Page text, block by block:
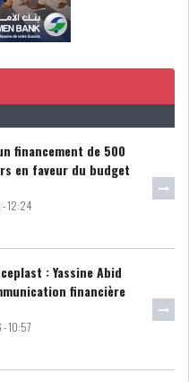
financement de 500
en faveur du budget
12:24
: Yassine Abid
financière
10:57